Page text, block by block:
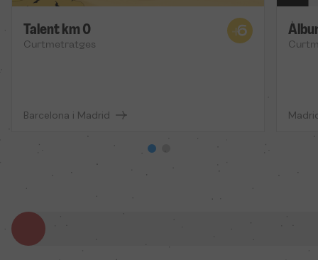
Talent km 0
Curtmetratges
Barcelona i Madrid